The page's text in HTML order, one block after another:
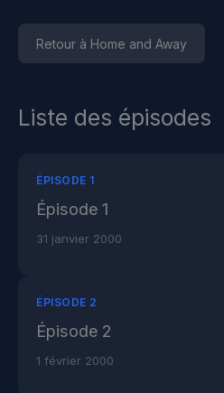
Retour à Home and Away
Liste des épisodes
ÉPISODE 1
Épisode 1
31 janvier 2000
ÉPISODE 2
Épisode 2
1 février 2000